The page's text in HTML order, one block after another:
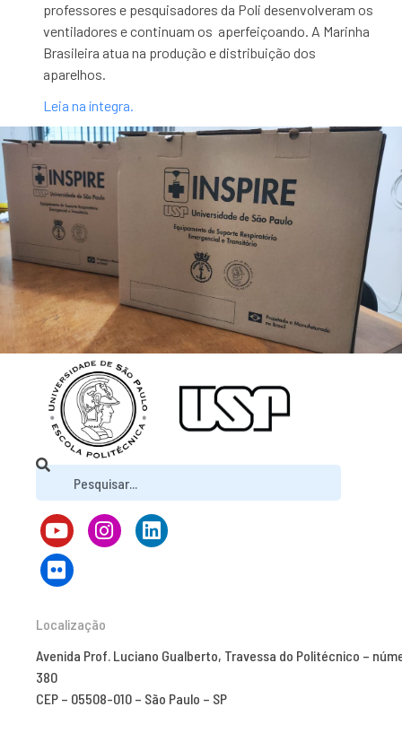
professores e pesquisadores da Poli desenvolveram os
ventiladores e continuam os aperfeiçoando. A Marinha
Brasileira atua na produção e distribuição dos
aparelhos.
Leia na íntegra.
Localização
Avenida Prof. Luciano Gualberto, Travessa do Politécnico –
380
CEP – 05508-010 – São Paulo – SP